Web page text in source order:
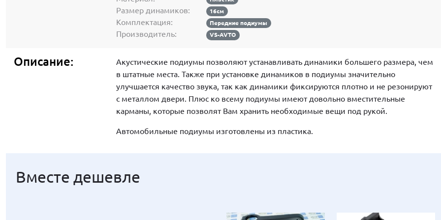
Размер динамиков: 16см
Комплектация: Передние подиумы
Производитель: VS-AVTO
Описание:
Акустические подиумы позволяют устанавливать динамики большего размера, чем
в штатные места. Также при установке динамиков в подиумы значительно
улучшается качество звука, так как динамики фиксируются плотно и не резонируют
с металлом двери. Плюс ко всему подиумы имеют довольно вместительные
карманы, которые позволят Вам хранить необходимые вещи под рукой.
Автомобильные подиумы изготовлены из пластика.
Вместе дешевле
Вместе дешевле
Вместе дешевле
Вместе дешевле
Вместе дешевле
Вместе дешевле
Вместе дешевле
Вместе дешевле
Вместе дешевле
Вместе дешевле